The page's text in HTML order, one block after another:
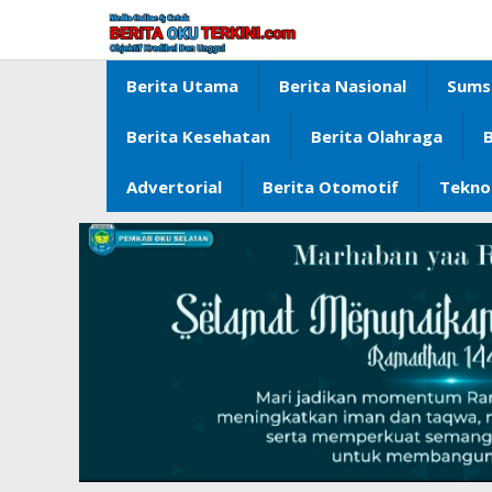
konten
Berita Utama Berita Nasional
Berita Kesehatan Berita Olahraga
Advertorial Berita Otomotif